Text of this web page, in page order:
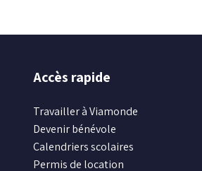
Accès rapide
Travailler à Viamonde
Devenir bénévole
Calendriers scolaires
Permis de location